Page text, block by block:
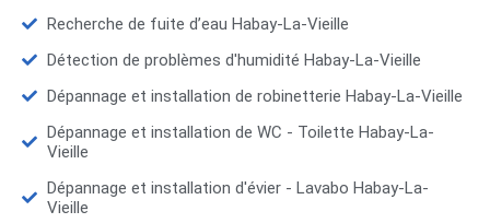
Recherche de fuite d’eau Habay-La-Vieille
Détection de problèmes d'humidité Habay-La-Vieille
Dépannage et installation de robinetterie Habay-La-Vieille
Dépannage et installation de WC - Toilette Habay-La-
Vieille
Dépannage et installation d'évier - Lavabo Habay-La-
Vieille